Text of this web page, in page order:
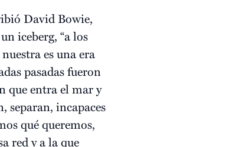
David Bowie,
iceberg, “a los
es una era
pasadas fueron
que entra el mar y
separan, incapaces
qué queremos,
red y a la que